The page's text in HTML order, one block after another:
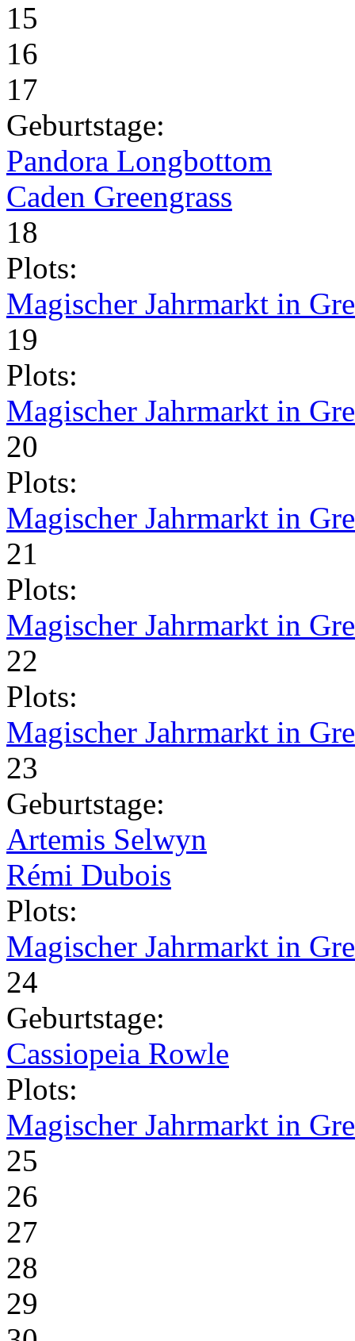
15
16
17
Geburtstage:
Pandora Longbottom
Caden Greengrass
18
Plots:
Magischer Jahrmarkt in
19
Plots:
Magischer Jahrmarkt in
20
Plots:
Magischer Jahrmarkt in
21
Plots:
Magischer Jahrmarkt in
22
Plots:
Magischer Jahrmarkt in
23
Geburtstage:
Artemis Selwyn
Rémi Dubois
Plots:
Magischer Jahrmarkt in
24
Geburtstage:
Cassiopeia Rowle
Plots:
Magischer Jahrmarkt in
25
26
27
28
29